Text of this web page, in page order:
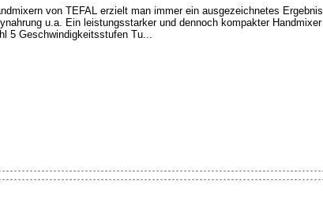
von TEFAL erzielt man immer ein ausgezeichnetes
u.a. Ein leistungsstarker und dennoch kompakter
5 Geschwindigkeitsstufen Tu...